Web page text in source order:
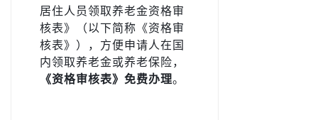
居住人员领取养老金资格审
核表》（以下简称《资格审
核表》），方便申请人在国
内领取养老金或养老保险，
《资格审核表》免费办理。